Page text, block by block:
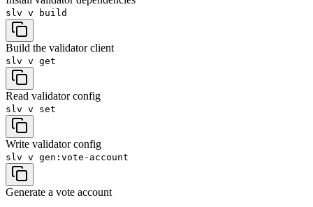
slv v build
Build the validator client
slv v get
Read validator config
slv v set
Write validator config
slv v gen:vote-account
Generate a vote account